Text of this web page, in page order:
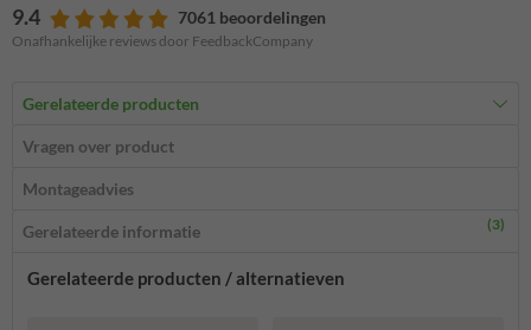
9.4 7061 beoordelingen
Onafhankelijke reviews door FeedbackCompany
Gerelateerde producten
Vragen over product
Montageadvies
Gerelateerde informatie (3)
Gerelateerde producten / alternatieven